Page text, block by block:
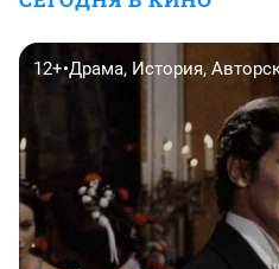
12+•Драма, История,